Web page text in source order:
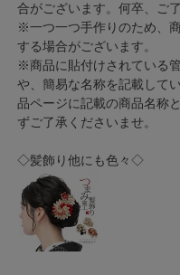
合がございます。何卒、ご
※一つ一つ手作りのため、
する場合がございます。
※商品に貼付けされている
や、簡易な名称を記載して
品ページに記載の商品名称
ずご了承くださいませ。
◇髪飾り他にも色々◇